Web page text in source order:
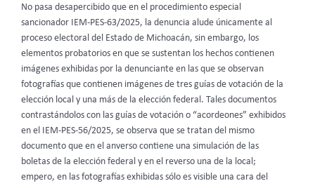
No pasa desapercibido que en el procedimiento especial
sancionador IEM-PES-63/2025, la denuncia alude únicamente al
proceso electoral del Estado de Michoacán, sin embargo, los
elementos probatorios en que se sustentan los hechos contienen
imágenes exhibidas por la denunciante en las que se observan
fotografías que contienen imágenes de tres guías de votación de la
elección local y una más de la elección federal. Tales documentos
contrastándolos con las guías de votación o “acordeones” exhibidos
en el IEM-PES-56/2025, se observa que se tratan del mismo
documento que en el anverso contiene una simulación de las
boletas de la elección federal y en el reverso una de la local;
empero, en las fotografías exhibidas sólo es visible una cara del